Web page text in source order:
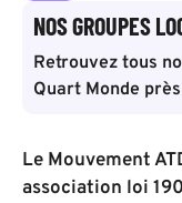
NOS GROUPES
Retrouvez tous
Quart Monde
Le Mouvement
association loi